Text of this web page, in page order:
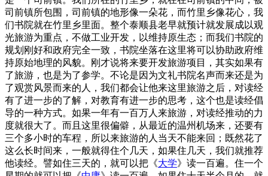
司前镇所包围，司前镇的地形像一朵花，而竹里乡像花心，我
们书院就在竹里乡里面。整个泰顺县老早就预计就发展成以观
光旅游为重点，不做工业开发，以维持原生态；而我们书院的
规划刚好和政府完全一致，书院坐落在这里将可以协助政府维
持原始地理的风貌。刚才说将来要开发旅游项目，其实如果有
了旅游，也是为了参学。不论是因为文礼书院名声而来还是为
了观赏风景而来的人，我们都会让他来这里旅游之后，对读经
有了进一步的了解，对教育有进一步的思考，这个也是读经倡
导的一种方式。如果一年有一百万人来旅游，对读经推动的力
度就很大了。而且这里很偏僻，从最近的温州机场来，还要有
三个多小时的车程，所以来旅游的人当天不能来回；既然花了
这么长时间来，一般就得住个几天，如果住几天，我们就推荐
他读经。譬如住三天的，就可以把《大学》读一百遍。住一个